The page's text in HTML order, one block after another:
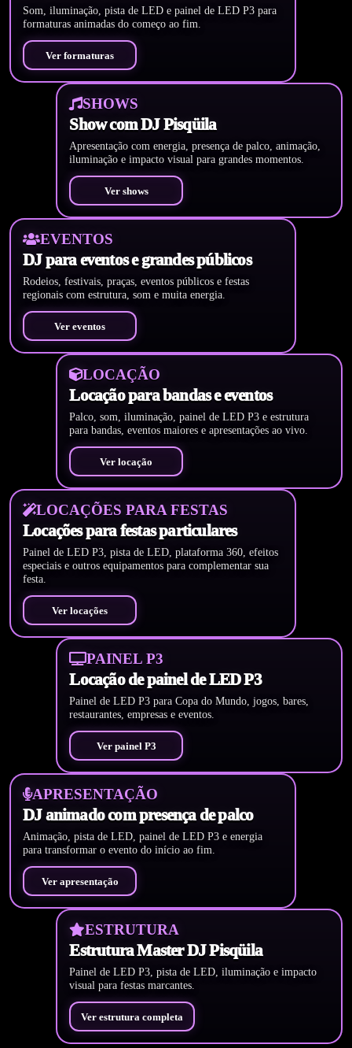
Som, iluminação, pista de LED e painel de LED P3 para
formaturas animadas do começo ao fim.
Ver formaturas
SHOWS
Show com DJ Pisqüila
Apresentação com energia, presença de palco, animação,
iluminação e impacto visual para grandes momentos.
Ver shows
EVENTOS
DJ para eventos e grandes públicos
Rodeios, festivais, praças, eventos públicos e festas
regionais com estrutura, som e muita energia.
Ver eventos
LOCAÇÃO
Locação para bandas e eventos
Palco, som, iluminação, painel de LED P3 e estrutura
para bandas, eventos maiores e apresentações ao vivo.
Ver locação
LOCAÇÕES PARA FESTAS
Locações para festas particulares
Painel de LED P3, pista de LED, plataforma 360, efeitos
especiais e outros equipamentos para complementar sua
festa.
Ver locações
PAINEL P3
Locação de painel de LED P3
Painel de LED P3 para Copa do Mundo, jogos, bares,
restaurantes, empresas e eventos.
Ver painel P3
APRESENTAÇÃO
DJ animado com presença de palco
Animação, pista de LED, painel de LED P3 e energia
para transformar o evento do início ao fim.
Ver apresentação
ESTRUTURA
Estrutura Master DJ Pisqüila
Painel de LED P3, pista de LED, iluminação e impacto
visual para festas marcantes.
Ver estrutura completa